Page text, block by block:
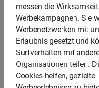
messen die
Werbekampagnen. Sie
Werbenetzwerken mit
Erlaubnis gesetzt und
Surfverhalten mit
Organisationen teilen.
Cookies helfen, gezielte
Durchschnittliche
Mindestanzahl: 5
Bei mehr als 8
Guide gestellt
Für größere Gruppen